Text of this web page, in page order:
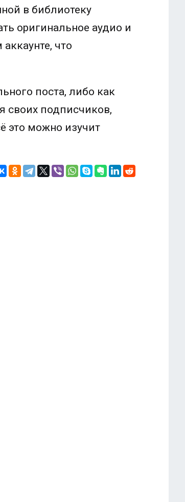
в библиотеку
оригинальное аудио и
что
поста, либо как
своих подписчиков,
это можно изучит